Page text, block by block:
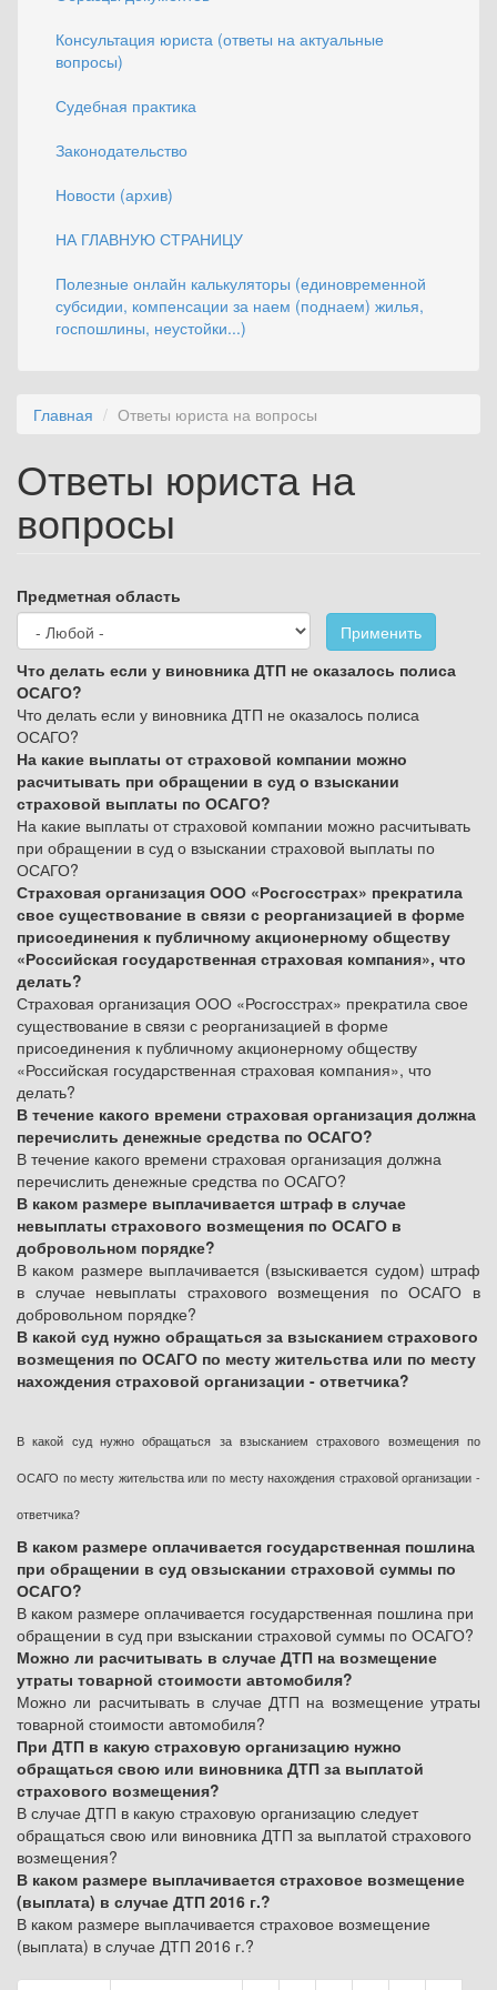
Консультация юриста (ответы на актуальные
вопросы)
Судебная практика
Законодательство
Новости (архив)
НА ГЛАВНУЮ СТРАНИЦУ
Полезные онлайн калькуляторы (единовременной
субсидии, компенсации за наем (поднаем) жилья,
госпошлины, неустойки...)
Главная Ответы юриста на вопросы
Ответы юриста на
вопросы
Предметная область
Применить
Что делать если у виновника ДТП не оказалось полиса
ОСАГО?
Что делать если у виновника ДТП не оказалось полиса
ОСАГО?
На какие выплаты от страховой компании можно
расчитывать при обращении в суд о взыскании
страховой выплаты по ОСАГО?
На какие выплаты от страховой компании можно расчитывать
при обращении в суд о взыскании страховой выплаты по
ОСАГО?
Страховая организация ООО «Росгосстрах» прекратила
свое существование в связи с реорганизацией в форме
присоединения к публичному акционерному обществу
«Российская государственная страховая компания», что
делать?
Страховая организация ООО «Росгосстрах» прекратила свое
существование в связи с реорганизацией в форме
присоединения к публичному акционерному обществу
«Российская государственная страховая компания», что
делать?
В течение какого времени страховая организация должна
перечислить денежные средства по ОСАГО?
В течение какого времени страховая организация должна
перечислить денежные средства по ОСАГО?
В каком размере выплачивается штраф в случае
невыплаты страхового возмещения по ОСАГО в
добровольном порядке?
В каком размере выплачивается (взыскивается судом) штраф
в случае невыплаты страхового возмещения по ОСАГО в
добровольном порядке?
В какой суд нужно обращаться за взысканием страхового
возмещения по ОСАГО по месту жительства или по месту
нахождения страховой организации - ответчика?
В какой суд нужно обращаться за взысканием страхового возмещения по
ОСАГО по месту жительства или по месту нахождения страховой организации -
ответчика?
В каком размере оплачивается государственная пошлина
при обращении в суд овзыскании страховой суммы по
ОСАГО?
В каком размере оплачивается государственная пошлина при
обращении в суд при взыскании страховой суммы по ОСАГО?
Можно ли расчитывать в случае ДТП на возмещение
утраты товарной стоимости автомобиля?
Можно ли расчитывать в случае ДТП на возмещение утраты
товарной стоимости автомобиля?
При ДТП в какую страховую организацию нужно
обращаться свою или виновника ДТП за выплатой
страхового возмещения?
В случае ДТП в какую страховую организацию следует
обращаться свою или виновника ДТП за выплатой страхового
возмещения?
В каком размере выплачивается страховое возмещение
(выплата) в случае ДТП 2016 г.?
В каком размере выплачивается страховое возмещение
(выплата) в случае ДТП 2016 г.?